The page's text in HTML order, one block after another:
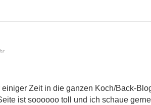
einiger Zeit in die ganzen Koch/Back-
ist soooooo toll und ich schaue gerne